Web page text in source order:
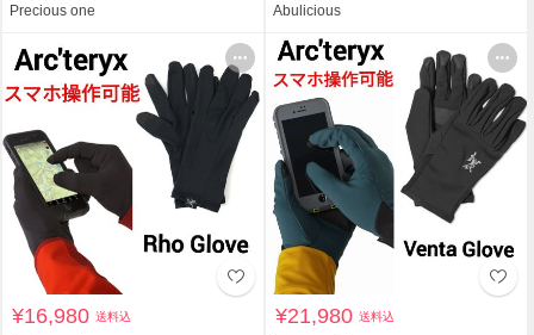
Precious one Abulicious
¥16,980送料込 ¥21,980送料込